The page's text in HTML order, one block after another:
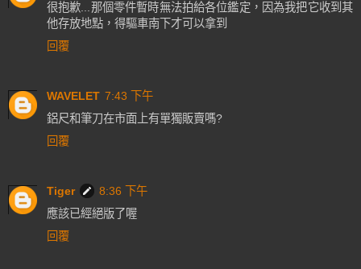
很抱歉...那個零件暫時無法拍給各位鑑定，因為我把它收到其
他存放地點，得驅車南下才可以拿到
回覆
WAVELET 7:43 下午
鋁尺和筆刀在市面上有單獨販賣嗎?
回覆
Tiger
8:36 下午
應該已經絕版了喔
回覆